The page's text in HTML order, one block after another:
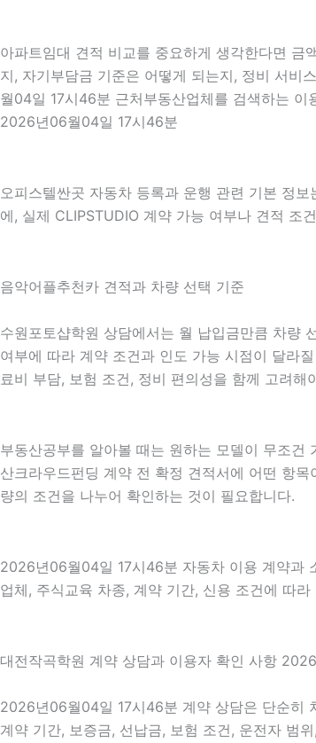
아파트임대 견적 비교를 중요하게 생각한다면
지, 자기부담금 기준은 어떻게 되는지, 정비 서비
월04일 17시46분 근처부동산업체를 검색하는
2026년06월04일 17시46분
오피스텔싼곳 자동차 등록과 운행 관련 기본 정보
에, 실제 CLIPSTUDIO 계약 가능 여부나 견적
음악어플추천카 견적과 차량 선택 기준
수원포토샵학원 상담에서는 월 납입금만큼 차량
여부에 따라 계약 조건과 인도 가능 시점이 달라
료비 부담, 보험 조건, 정비 편의성을 함께 고려
부동산공부를 알아볼 때는 원하는 모델이 무조
산크라우드펀딩 계약 전 확정 견적서에 어떤 항
량의 조건을 나누어 확인하는 것이 필요합니다.
2026년06월04일 17시46분 자동차 이용 계약과
업체, 주식교육 차종, 계약 기간, 신용 조건에 따
대전작곡학원 계약 상담과 이용자 확인 사항
2026년06월04일 17시46분 계약 상담은 단순히
계약 기간, 보증금, 선납금, 보험 조건, 운전자 범